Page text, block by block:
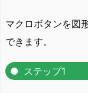
マクロボタンを図
できます。
ステップ1